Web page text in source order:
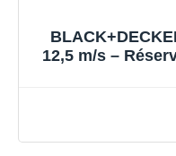
12,5 m/s –